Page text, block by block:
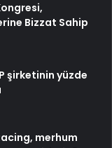
Bizzat Sahip
şirketinin yüzde
merhum